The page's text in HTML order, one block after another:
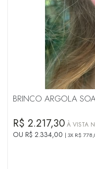
BRINCO ARGOLA
R$ 2.217,30 À VISTA
OU R$ 2.334,00 3X R$